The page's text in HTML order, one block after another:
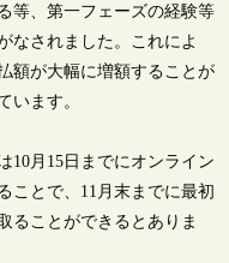
等、第一フェーズの経験等
なされました。これによ
額が大幅に増額することが
います。
10月15日までにオンライン
ことで、11月末までに最初
ることができるとありま